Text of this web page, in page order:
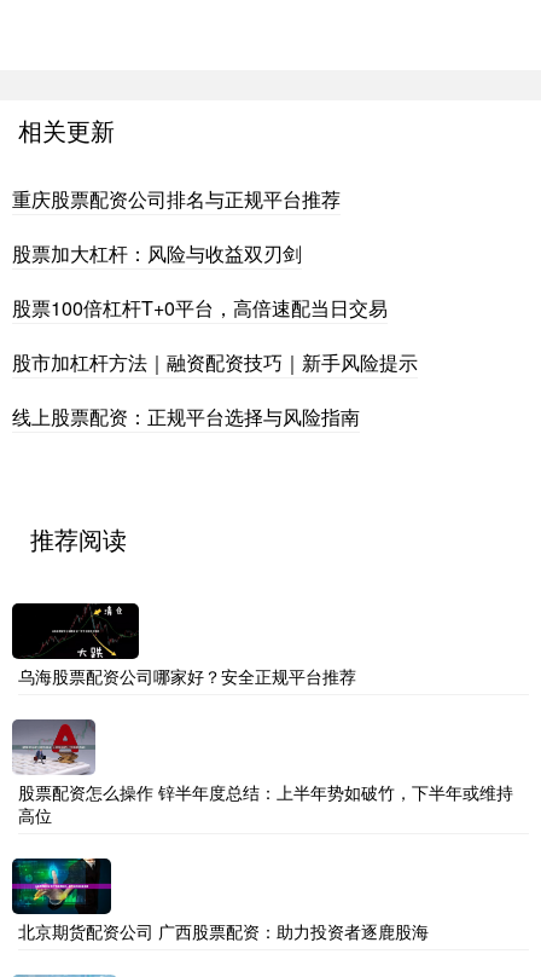
相关更新
重庆股票配资公司排名与正规平台推荐
股票加大杠杆：风险与收益双刃剑
股票100倍杠杆T+0平台，高倍速配当日交易
股市加杠杆方法｜融资配资技巧｜新手风险提示
线上股票配资：正规平台选择与风险指南
推荐阅读
乌海股票配资公司哪家好？安全正规平台推荐
股票配资怎么操作 锌半年度总结：上半年势如破竹，下半年或维持
高位
北京期货配资公司 广西股票配资：助力投资者逐鹿股海